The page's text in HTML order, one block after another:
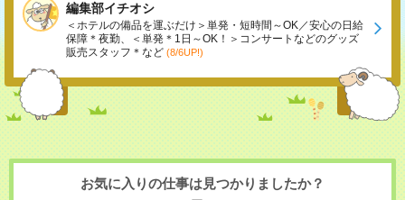
編集部イチオシ
＜ホテルの備品を運ぶだけ＞単発・短時間～OK／安心の日給
保障＊夜勤、＜単発＊1日～OK！＞コンサートなどのグッズ
販売スタッフ＊など (8/6UP!)
お気に入りの仕事は見つかりましたか？